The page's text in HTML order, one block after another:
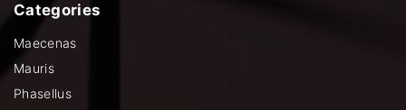
Categories
Maecenas
Mauris
Phasellus